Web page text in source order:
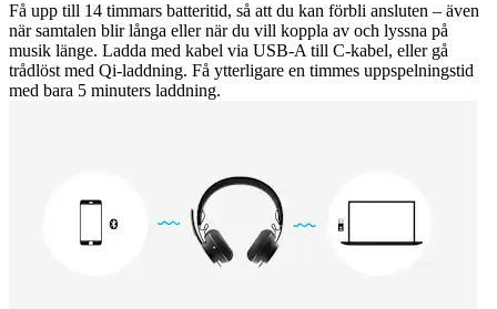
Få upp till 14 timmars batteritid, så att du kan förbli ansluten – även
när samtalen blir långa eller när du vill koppla av och lyssna på
musik länge. Ladda med kabel via USB-A till C-kabel, eller gå
trådlöst med Qi-laddning. Få ytterligare en timmes uppspelningstid
med bara 5 minuters laddning.